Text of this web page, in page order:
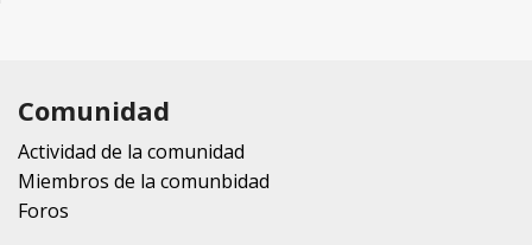
Comunidad
Actividad de la comunidad
Miembros de la comunbidad
Foros